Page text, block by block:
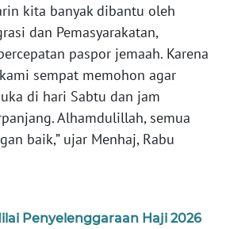
kita banyak dibantu oleh
dan Pemasyarakatan,
paspor jemaah. Karena
sempat memohon agar
di hari Sabtu dan jam
Alhamdulillah, semua
baik,” ujar Menhaj, Rabu
Penyelenggaraan Haji 2026